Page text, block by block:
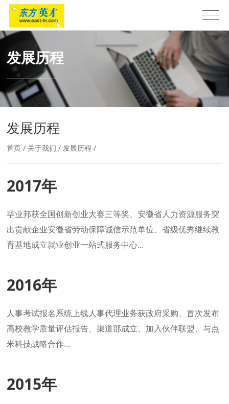
发展历程
发展历程
首页 / 关于我们 /发展历程 /
2017年
毕业邦获全国创新创业大赛三等奖、安徽省人力资源服务突
出贡献企业安徽省劳动保障诚信示范单位、省级优秀继续教
育基地成立就业创业一站式服务中心...
2016年
人事考试报名系统上线人事代理业务获政府采购、首次发布
高校教学质量评估报告、渠道部成立、加入伙伴联盟、与点
米科技战略合作...
2015年